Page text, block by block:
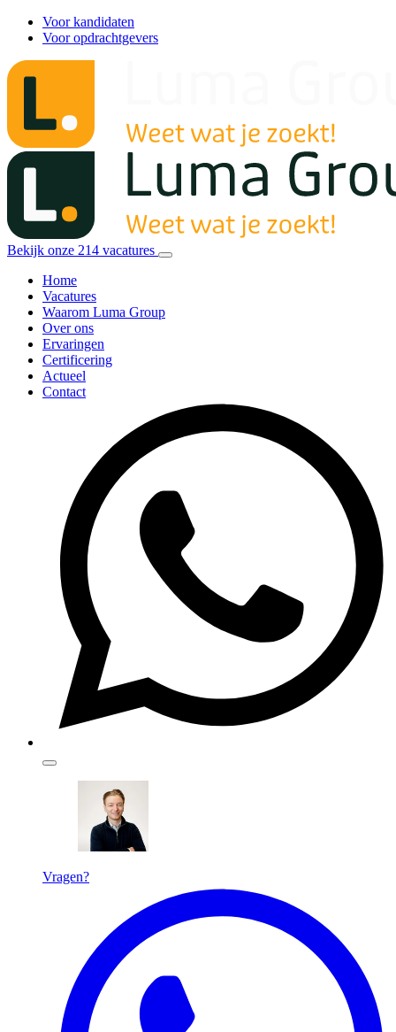
Voor kandidaten
Voor opdrachtgevers
Bekijk onze 214 vacatures
Home
Vacatures
Waarom Luma Group
Over ons
Ervaringen
Certificering
Actueel
Contact
Vragen?